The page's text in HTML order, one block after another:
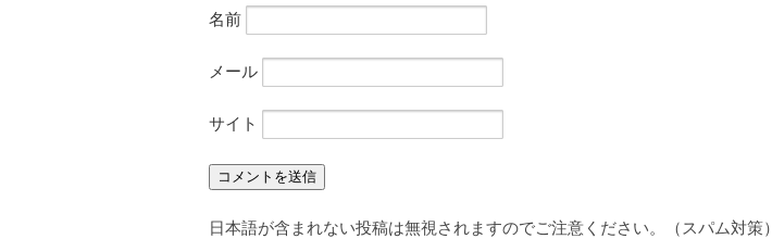
名前
メール
サイト
日本語が含まれない投稿は無視されますのでご注意ください。（スパム対策）